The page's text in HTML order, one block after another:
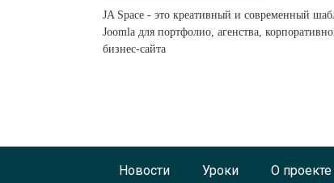
JA Space - это креативный и современный
Joomla для портфолио, агенства,
бизнес-сайта
Новости Уроки О проекте